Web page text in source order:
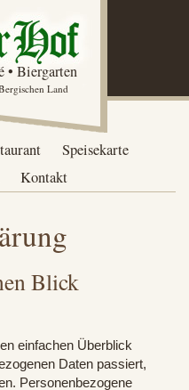
• Biergarten
Land
Speisekarte
Kontakt
Blick
einfachen Überblick
Daten passiert,
Personenbezogene